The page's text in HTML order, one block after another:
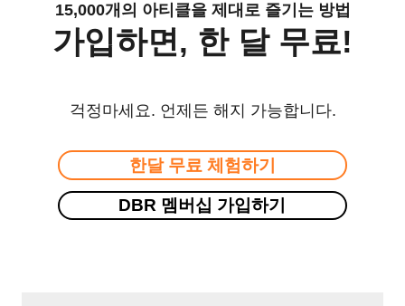
15,000개의 아티클을 제대로 즐기는 방법
가입하면, 한 달 무료!
걱정마세요. 언제든 해지 가능합니다.
한달 무료 체험하기
DBR 멤버십 가입하기